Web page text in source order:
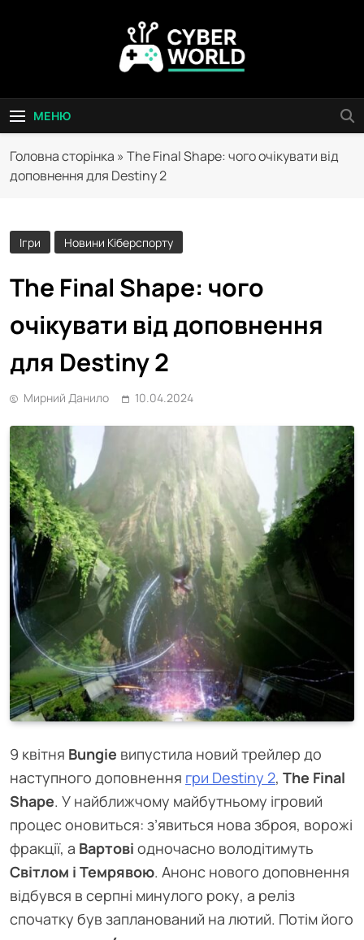
Сyber World
МЕНЮ
Головна сторінка » The Final Shape: чого очікувати від
доповнення для Destiny 2
Ігри Новини Кіберспорту
The Final Shape: чого
очікувати від доповнення
для Destiny 2
Мирний Данило 10.04.2024
9 квітня Bungie випустила новий трейлер до
наступного доповнення гри Destiny 2, The Final
Shape. У найближчому майбутньому ігровий
процес оновиться: з’явиться нова зброя, ворожі
фракції, а Вартові одночасно володітимуть
Світлом і Темрявою. Анонс нового доповнення
відбувся в серпні минулого року, а реліз
спочатку був запланований на лютий. Потім його